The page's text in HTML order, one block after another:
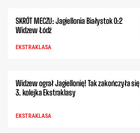
SKRÓT MECZU: Jagiellonia Białystok 0:2
Widzew Łódź
EKSTRAKLASA
Widzew ograł Jagiellonię! Tak zakończyła się
3. kolejka Ekstraklasy
EKSTRAKLASA